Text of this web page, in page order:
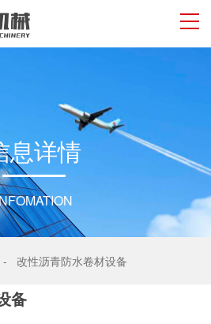
息详情
- 改性沥青防水卷材设备
备